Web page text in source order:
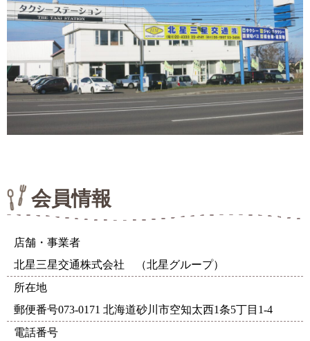
会員情報
店舗・事業者
北星三星交通株式会社 （北星グループ）
所在地
郵便番号073-0171 北海道砂川市空知太西1条5丁目1-4
電話番号